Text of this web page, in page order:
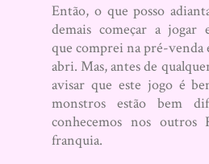
Então, o que posso
demais começar a jogar
que comprei na pré-venda
abri. Mas, antes de
avisar que este jogo é
monstros estão bem
conhecemos nos outros
franquia.